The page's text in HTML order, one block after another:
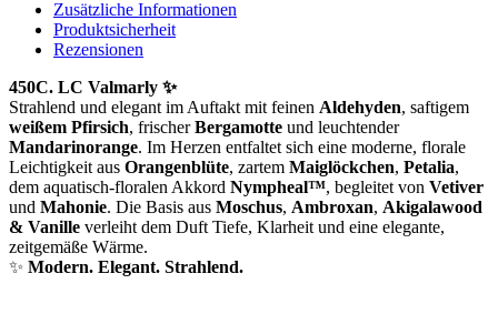
Zusätzliche Informationen
Produktsicherheit
Rezensionen
450C. LC Valmarly ✨
Strahlend und elegant im Auftakt mit feinen Aldehyden, saftigem
weißem Pfirsich, frischerBergamotte und leuchtender
Mandarinorange. Im Herzen entfaltet sich eine moderne, florale
Leichtigkeit aus Orangenblüte, zartem Maiglöckchen, Petalia,
dem aquatisch-floralen Akkord Nympheal™, begleitet von Vetiver
und Mahonie. Die Basis aus Moschus, Ambroxan, Akigalawood
& Vanille verleiht dem Duft Tiefe, Klarheit und eine elegante,
zeitgemäße Wärme.
✨ Modern. Elegant. Strahlend.